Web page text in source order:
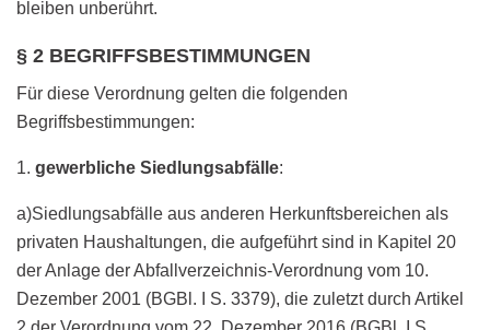
bleiben unberührt.
§ 2 BEGRIFFSBESTIMMUNGEN
Für diese Verordnung gelten die folgenden
Begriffsbestimmungen:
1. gewerbliche Siedlungsabfälle:
a)Siedlungsabfälle aus anderen Herkunftsbereichen als
privaten Haushaltungen, die aufgeführt sind in Kapitel 20
der Anlage der Abfallverzeichnis-Verordnung vom 10.
Dezember 2001 (BGBl. I S. 3379), die zuletzt durch Artikel